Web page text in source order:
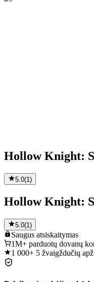
Hollow Knight:
5.0(1 )
Hollow Knight:
5.0(1)
Saugus atsiskaitymas
1M+ parduotų dovanų
1 000+ 5 žvaigždučių